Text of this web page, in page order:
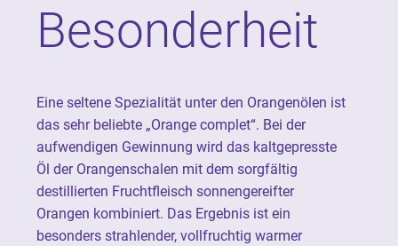
Besonderheit
Eine seltene Spezialität unter den Orangenölen ist
das sehr beliebte „Orange complet“. Bei der
aufwendigen Gewinnung wird das kaltgepresste
Öl der Orangenschalen mit dem sorgfältig
destillierten Fruchtfleisch sonnengereifter
Orangen kombiniert. Das Ergebnis ist ein
besonders strahlender, vollfruchtig warmer